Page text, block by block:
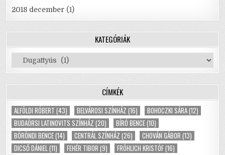
2018 december (1)
KATEGÓRIÁK
Kategóriák
CÍMKÉK
ALFÖLDI RÓBERT (43) BELVÁROSI SZÍNHÁZ (16) BOHOCZKI SÁRA(12)
BUDAÖRSI LATINOVITS SZÍNHÁZ (20) BÍRÓ BENCE(10)
BÖRÖNDI BENCE(14) CENTRÁL SZÍNHÁZ (26) CHOVÁN GÁBOR (13)
DICSŐ DÁNIEL(11) FEHÉR TIBOR (9) FRÖHLICH KRISTÓF(16)